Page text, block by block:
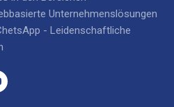
Unternehmenslösungen
- Leidenschaftliche